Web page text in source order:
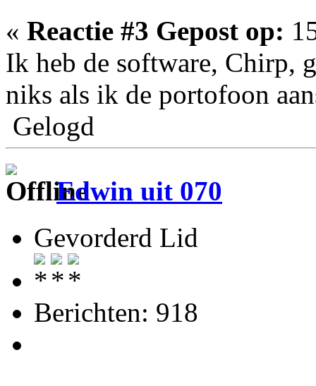
« Reactie #3 Gepost op:
Ik heb de software, Chirp,
niks als ik de portofoon
Gelogd
Edwin uit 070
Gevorderd Lid
Berichten: 918